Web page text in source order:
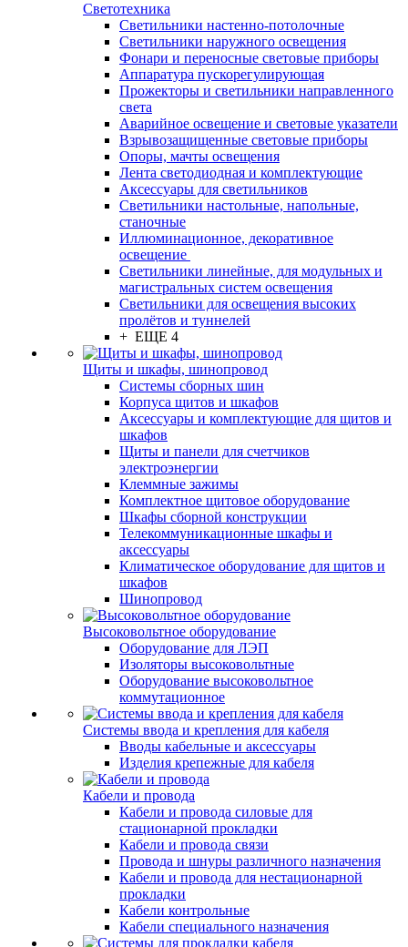
Светотехника
Светильники настенно-потолочные
Светильники наружного освещения
Фонари и переносные световые приборы
Аппаратура пускорегулирующая
Прожекторы и светильники направленного
света
Аварийное освещение и световые указатели
Взрывозащищенные световые приборы
Опоры, мачты освещения
Лента светодиодная и комплектующие
Аксессуары для светильников
Светильники настольные, напольные,
станочные
Иллюминационное, декоративное
освещение
Светильники линейные, для модульных и
магистральных систем освещения
Светильники для освещения высоких
пролётов и туннелей
+ ЕЩЕ 4
Щиты и шкафы, шинопровод
Системы сборных шин
Корпуса щитов и шкафов
Аксессуары и комплектующие для щитов и
шкафов
Щиты и панели для счетчиков
электроэнергии
Клеммные зажимы
Комплектное щитовое оборудование
Шкафы сборной конструкции
Телекоммуникационные шкафы и
аксессуары
Климатическое оборудование для щитов и
шкафов
Шинопровод
Высоковольтное оборудование
Оборудование для ЛЭП
Изоляторы высоковольтные
Оборудование высоковольтное
коммутационное
Системы ввода и крепления для кабеля
Вводы кабельные и аксессуары
Изделия крепежные для кабеля
Кабели и провода
Кабели и провода силовые для
стационарной прокладки
Кабели и провода связи
Провода и шнуры различного назначения
Кабели и провода для нестационарной
прокладки
Кабели контрольные
Кабели специального назначения